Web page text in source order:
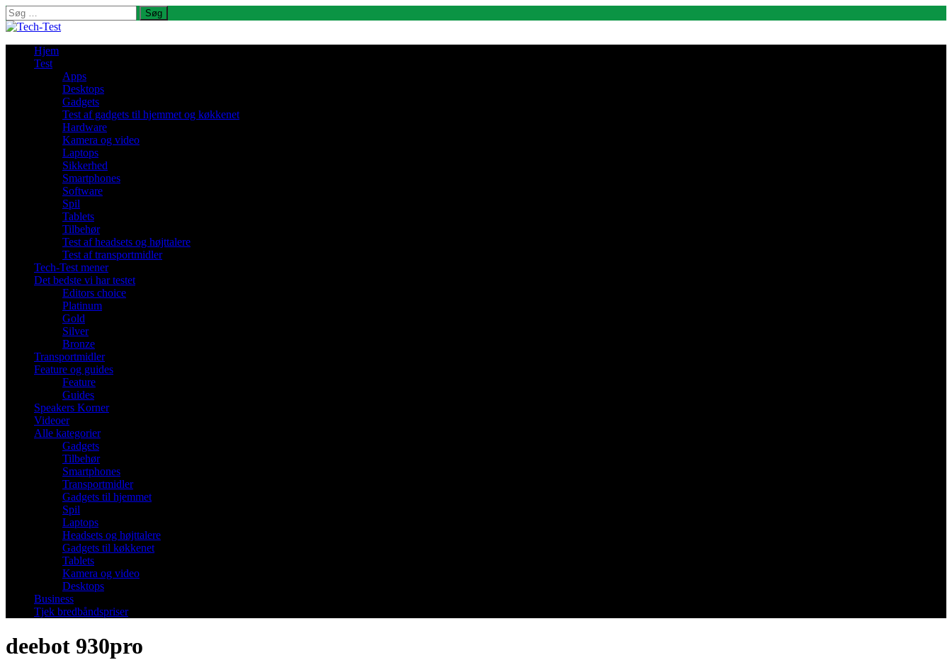
Søg
efter:
Hjem
Test
Apps
Desktops
Gadgets
Test af gadgets til hjemmet og køkkenet
Hardware
Kamera og video
Laptops
Sikkerhed
Smartphones
Software
Spil
Tablets
Tilbehør
Test af headsets og højttalere
Test af transportmidler
Tech-Test mener
Det bedste vi har testet
Editors choice
Platinum
Gold
Silver
Bronze
Transportmidler
Feature og guides
Feature
Guides
Speakers Korner
Videoer
Alle kategorier
Gadgets
Tilbehør
Smartphones
Transportmidler
Gadgets til hjemmet
Spil
Laptops
Headsets og højttalere
Gadgets til køkkenet
Tablets
Kamera og video
Desktops
Business
Tjek bredbåndspriser
deebot 930pro